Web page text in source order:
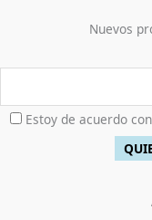
Nuevos
Estoy de acuerdo